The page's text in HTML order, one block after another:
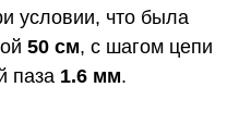
условии, что была
50 см, с шагом цепи
паза 1.6 мм.